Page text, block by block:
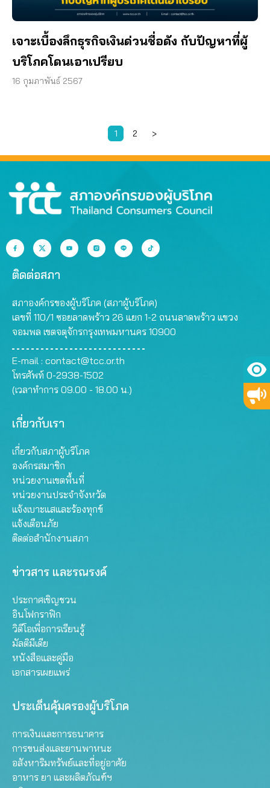
เจาะเบื้องลึกธุรกิจเงินด่วนชื่อดัง กับปัญหาที่ผู้
บริโภคโดนเอาเปรียบ
16 กุมภาพันธ์ 2567
1 2 >
ติดต่อสภา
สภาองค์กรของผู้บริโภค (สภาผู้บริโภค)
เลขที่ 110/1 ซอยลาดพร้าว 26 แยก 1-2 ถนนลาดพร้าว แขวง
จอมพล เขตจตุจักรกรุงเทพมหานคร 10900
E-mail : contact@tcc.or.th
โทรศัพท์ 0-2938-1502
(เวลาทำการ 09.00 - 18.00 น.)
เกี่ยวกับเรา
เกี่ยวกับสภาผู้บริโภค
องค์กรสมาชิก
หน่วยงานเขตพื้นที่
หน่วยงานประจำจังหวัด
แจ้งเบาะแสและร้องทุกข์
แจ้งเตือนภัย
ติดต่อสำนักงานสภา
ข่าวสาร และรณรงค์
ประกาศเชิญชวน
อินโฟกราฟิก
วิดีโอเพื่อการเรียนรู้
มัลติมีเดีย
หนังสือและคู่มือ
เอกสารเผยแพร่
ประเด็นคุ้มครองผู้บริโภค
การเงินและการธนาคาร
การขนส่งและยานพาหนะ
อสังหาริมทรัพย์และที่อยู่อาศัย
อาหาร ยา และผลิตภัณฑ์ฯ